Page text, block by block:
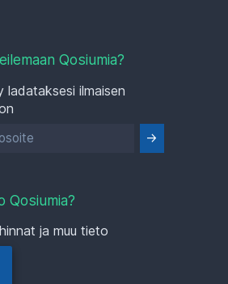
Qosiumia?
ladataksesi ilmaisen
Qosiumia?
ja muu tieto